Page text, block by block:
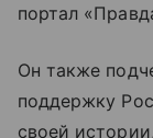
портал
Он также
поддержку
своей